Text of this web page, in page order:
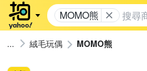
MOMO熊
絨毛玩偶 MOMO熊